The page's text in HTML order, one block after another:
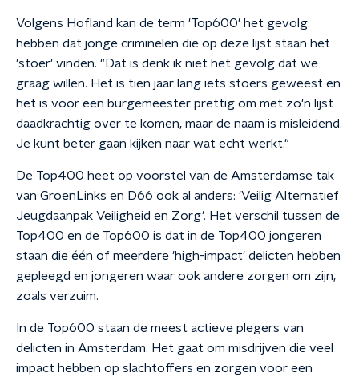
Volgens Hofland kan de term 'Top600' het gevolg
hebben dat jonge criminelen die op deze lijst staan het
'stoer' vinden. "Dat is denk ik niet het gevolg dat we
graag willen. Het is tien jaar lang iets stoers geweest en
het is voor een burgemeester prettig om met zo'n lijst
daadkrachtig over te komen, maar de naam is misleidend.
Je kunt beter gaan kijken naar wat echt werkt."
De Top400 heet op voorstel van de Amsterdamse tak
van GroenLinks en D66 ook al anders: 'Veilig Alternatief
Jeugdaanpak Veiligheid en Zorg'. Het verschil tussen de
Top400 en de Top600 is dat in de Top400 jongeren
staan die één of meerdere 'high-impact' delicten hebben
gepleegd en jongeren waar ook andere zorgen om zijn,
zoals verzuim.
In de Top600 staan de meest actieve plegers van
delicten in Amsterdam. Het gaat om misdrijven die veel
impact hebben op slachtoffers en zorgen voor een